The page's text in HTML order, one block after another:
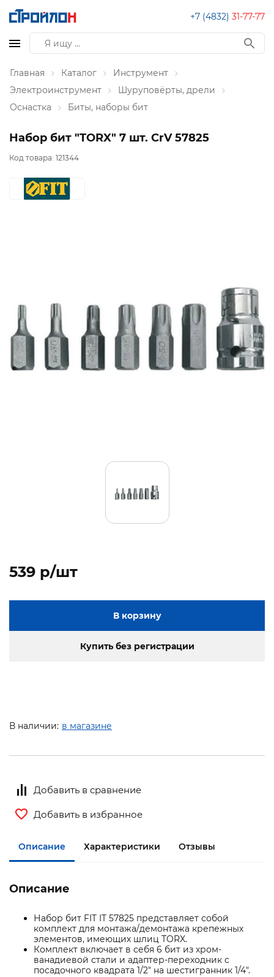
+7 (4832) 31-77-77
Главная Каталог
Инструмент
Электроинструмент
Шуруповёрты, дрели
Оснастка
Биты, наборы бит
Набор бит "TORX" 7 шт. CrV 57825
Код товара: 121344
539 p/шт
В корзину
Купить без регистрации
В наличии: в магазине
Добавить в сравнение
Добавить в избранное
Описание Характеристики Отзывы
Описание
Набор бит FIT IT 57825 представляет собой
комплект для монтажа/демонтажа крепежных
элементов, имеющих шлиц TORX.
Комплект включает в себя 6 бит из хром-
ванадиевой стали и адаптер-переходник с
посадочного квадрата 1/2" на шестигранник 1/4".